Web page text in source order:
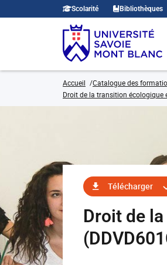
Scolarité Bibliothèques
Accueil Catalogue des
Droit de la transition écologique
Télécharger
Droit de